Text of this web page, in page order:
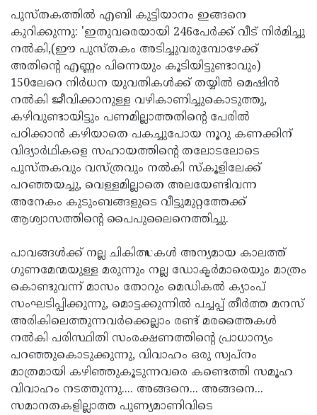
പുസ്തകത്തിൽ എബി കുട്ടിയാനം ഇങ്ങനെ
കുറിക്കുന്നു: 'ഇതുവരെയായി 246പേര്‍ക്ക് വീട് നിര്‍മിച്ചു
നല്‍കി,(ഈ പുസ്തകം അടിച്ചുവരുമ്പോഴേക്ക്
അതിന്റെ എണ്ണം പിന്നെയും കൂടിയിട്ടുണ്ടാവും)
150ലേറെ നിര്‍ധന യുവതികള്‍ക്ക് തയ്യില്‍ മെഷിന്‍
നല്‍കി ജീവിക്കാനുള്ള വഴികാണിച്ചുകൊടുത്തു,
കഴിവുണ്ടായിട്ടും പണമില്ലാത്തതിന്റെ പേരില്‍
പഠിക്കാന്‍ കഴിയാതെ പകച്ചുപോയ നൂറു കണക്കിന്
വിദ്യാർഥികളെ സഹായത്തിന്റെ തലോടലോടെ
പുസ്തകവും വസ്ത്രവും നല്‍കി സ്‌കൂളിലേക്ക്
പറഞ്ഞയച്ചു, വെള്ളമില്ലാതെ അലയേണ്ടിവന്ന
അനേകം കുടുംബങ്ങളുടെ വീട്ടുമുറ്റത്തേക്ക്
ആശ്വാസത്തിന്റെ പൈപുലൈനെത്തിച്ചു.
പാവങ്ങള്‍ക്ക് നല്ല ചികിത്സകള്‍ അന്യമായ കാലത്ത്
ഗുണമേന്മയുള്ള മരുന്നും നല്ല ഡോക്ടര്‍മാരെയും മാത്രം
കൊണ്ടുവന്ന് മാസം തോറും മെഡികല്‍ ക്യാംപ്
സംഘടിപ്പിക്കുന്നു, മൊട്ടക്കുന്നില്‍ പച്ചപ്പ് തീര്‍ത്ത മനസ്
അരികിലെത്തുന്നവര്‍ക്കെല്ലാം രണ്ട് മരത്തൈകള്‍
നല്‍കി പരിസ്ഥിതി സംരക്ഷണത്തിന്റെ പ്രാധാന്യം
പറഞ്ഞുകൊടുക്കുന്നു, വിവാഹം ഒരു സ്വപ്നം
മാത്രമായി കഴിഞ്ഞുകൂടുന്നവരെ കണ്ടെത്തി സമൂഹ
വിവാഹം നടത്തുന്നു.... അങ്ങനെ... അങ്ങനെ...
സമാനതകളില്ലാത്ത പുണ്യമാണിവിടെ